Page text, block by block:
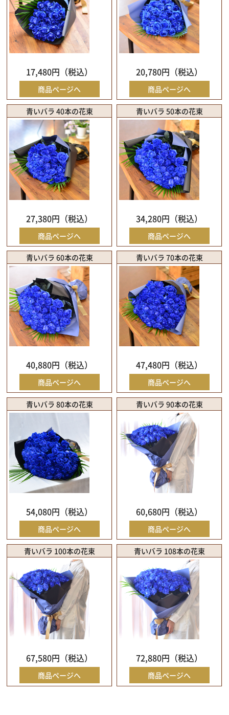
17,480円（税込）
商品ページへ
20,780円（税込）
商品ページへ
青いバラ 40本の花束
27,380円（税込）
商品ページへ
青いバラ 50本の花束
34,280円（税込）
商品ページへ
青いバラ 60本の花束
40,880円（税込）
商品ページへ
青いバラ 70本の花束
47,480円（税込）
商品ページへ
青いバラ 80本の花束
54,080円（税込）
商品ページへ
青いバラ 90本の花束
60,680円（税込）
商品ページへ
青いバラ 100本の花束
67,580円（税込）
商品ページへ
青いバラ 108本の花束
72,880円（税込）
商品ページへ